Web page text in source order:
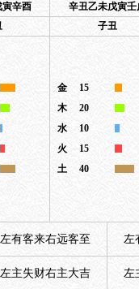
辛酉 辛丑乙未戊寅壬
子丑
金
15
木
20
水
10
火
15
土
40
左有客来右远客至 左
左主失财右主大吉 左